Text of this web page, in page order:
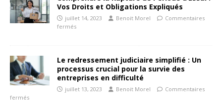
Vos Droits et Obligations Expliqués
juillet 14, 2023 Benoit Morel
Commentaires
fermés
Le redressement judiciaire simplifié : Un
processus crucial pour la survie des
entreprises en difficulté
juillet 13, 2023 Benoit Morel
Commentaires
fermés